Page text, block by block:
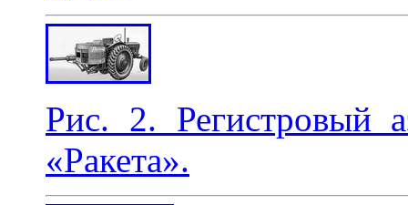
Рис. 2. Регистровый
«Ракета».